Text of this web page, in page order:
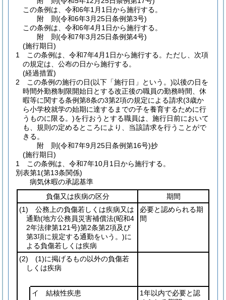
この条例は、令和6年1月1日から施行する。
附 則(令和6年3月25日条例第3号)
この条例は、令和6年4月1日から施行する。
附 則(令和7年3月25日条例第4号)
(施行期日)
1
この条例は、令和7年4月1日から施行する。 ただし、次項
の規定は、公布の日から施行する。
(経過措置)
2
この条例の施行の日(以下「施行日」という。)以後の日を
時間外勤務制限開始日とする改正後の職員の勤務時間、休
暇等に関する条例第8条の3第2項の規定による請求(3歳か
ら小学校就学の始期に達するまでの子を養育するために行
うものに限る。)を行おうとする職員は、施行日前において
も、規則の定めるところにより、当該請求を行うことがで
きる。
附 則(令和7年9月25日条例第16号)抄
(施行期日)
1
この条例は、令和7年10月1日から施行する。
別表第1(第13条関係)
病気休暇の承認基準
負傷又は疾病の区分
期間
(1) 公務上の負傷若しくは疾病又は
通勤(地方公務員災害補償法(昭和4
2年法律第121号)第2条第2項及び
第3項に規定する通勤をいう。)に
よる負傷若しくは疾病
必要と認められる期
間
(2) (1)に掲げるもの以外の負傷若
しくは疾病
イ 結核性疾患
1年以内で必要と認